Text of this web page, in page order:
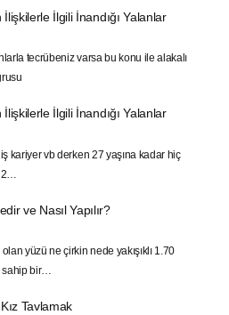
İlişkilerle İlgili İnandığı Yalanlar
tecrübeniz varsa bu konu ile alakalı
İlişkilerle İlgili İnandığı Yalanlar
kariyer vb derken 27 yaşına kadar hiç
ve Nasıl Yapılır?
yüzü ne çirkin nede yakışıklı 1.70
sahip bir…
Tavlamak